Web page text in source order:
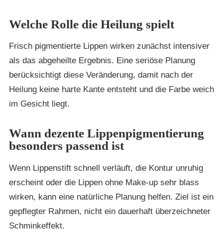
Welche Rolle die Heilung spielt
Frisch pigmentierte Lippen wirken zunächst intensiver
als das abgeheilte Ergebnis. Eine seriöse Planung
berücksichtigt diese Veränderung, damit nach der
Heilung keine harte Kante entsteht und die Farbe weich
im Gesicht liegt.
Wann dezente Lippenpigmentierung
besonders passend ist
Wenn Lippenstift schnell verläuft, die Kontur unruhig
erscheint oder die Lippen ohne Make-up sehr blass
wirken, kann eine natürliche Planung helfen. Ziel ist ein
gepflegter Rahmen, nicht ein dauerhaft überzeichneter
Schminkeffekt.